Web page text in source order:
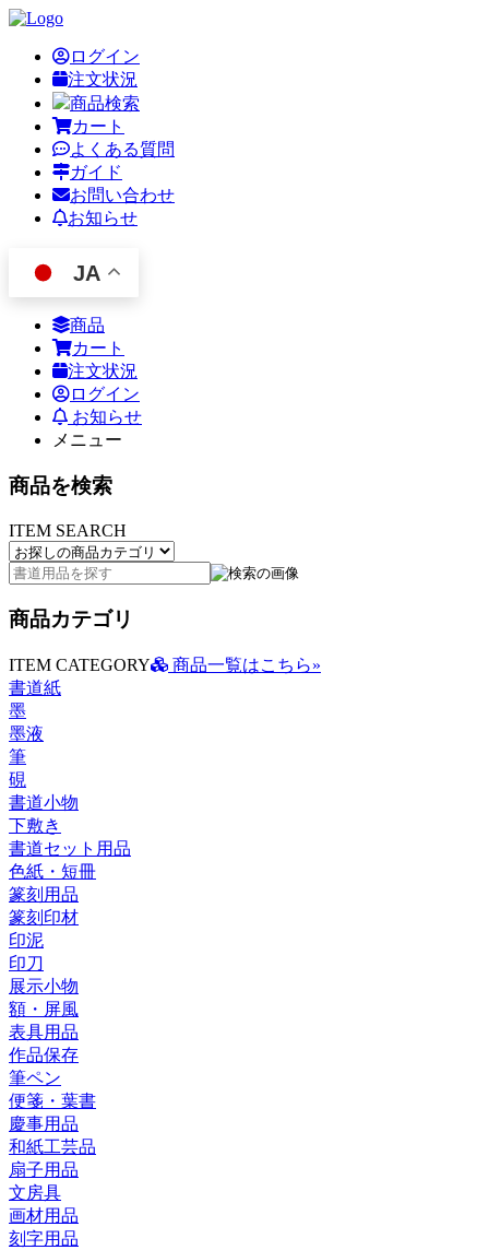
ログイン
注文状況
商品検索
カート
よくある質問
ガイド
お問い合わせ
お知らせ
JA
商品
カート
注文状況
ログイン
お知らせ
メニュー
商品を検索
ITEM SEARCH
商品カテゴリ
ITEM CATEGORY
商品一覧はこちら»
書道紙
墨
墨液
筆
硯
書道小物
下敷き
書道セット用品
色紙・短冊
篆刻用品
篆刻印材
印泥
印刀
展示小物
額・屏風
表具用品
作品保存
筆ペン
便箋・葉書
慶事用品
和紙工芸品
扇子用品
文房具
画材用品
刻字用品